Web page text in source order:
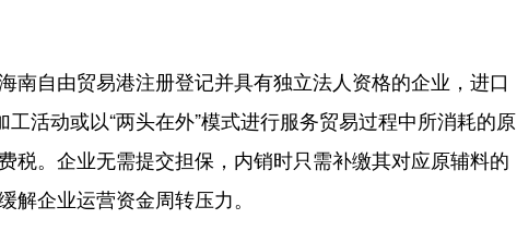
自由贸易港注册登记并具有独立法人资格的企业，进口
活动或以“两头在外”模式进行服务贸易过程中所消耗的原
税。企业无需提交担保，内销时只需补缴其对应原辅料的
企业运营资金周转压力。